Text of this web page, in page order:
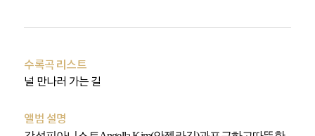
수록곡 리스트
널 만나러 가는 길
앨범 설명